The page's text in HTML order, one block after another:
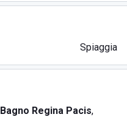
Spiaggia
Bagno Regina Pacis,